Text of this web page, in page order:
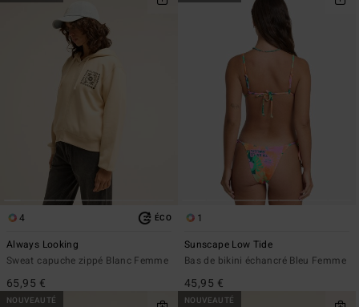
4 ÉCO
Always Looking
Sweat capuche zippé Blanc Femme
65,95 €
1
Sunscape Low Tide
Bas de bikini échancré Bleu Femme
45,95 €
NOUVEAUTÉ NOUVEAUTÉ